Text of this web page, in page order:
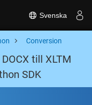
Svenska
Conversion
till XLTM
SDK